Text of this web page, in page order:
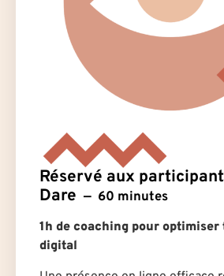
Réservé aux
Dare
60 minutes
1h de coaching pour optimiser
digital